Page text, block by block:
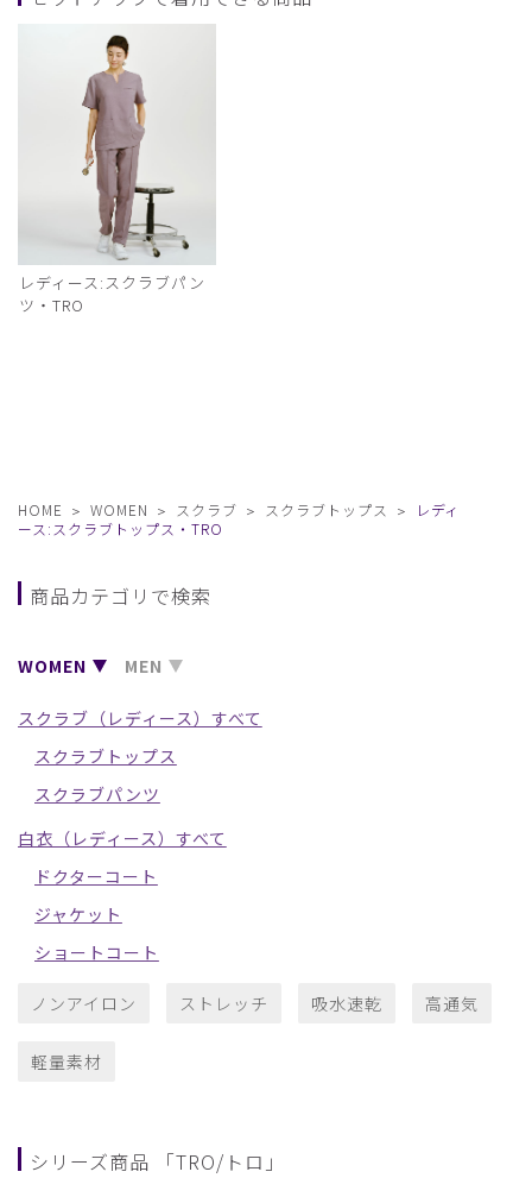
レディース:スクラブパン
ツ・TRO
HOME WOMEN スクラブ スクラブトップス
レディ
ース:スクラブトップス・TRO
商品カテゴリで検索
WOMEN MEN
スクラブ（レディース）すべて
スクラブトップス
スクラブパンツ
白衣（レディース）すべて
ドクターコート
ジャケット
ショートコート
ノンアイロン ストレッチ 吸水速乾 高通気
軽量素材
シリーズ商品 「TRO/トロ」